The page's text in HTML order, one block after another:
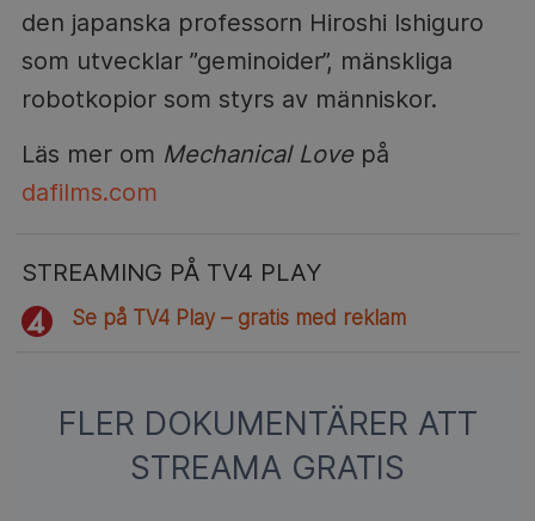
den japanska professorn Hiroshi Ishiguro
som utvecklar ”geminoider”, mänskliga
robotkopior som styrs av människor.
Läs mer om Mechanical Lovepå
dafilms.com
STREAMING PÅ TV4 PLAY
Se på TV4 Play – gratis med reklam
FLER DOKUMENTÄRER ATT
STREAMA GRATIS